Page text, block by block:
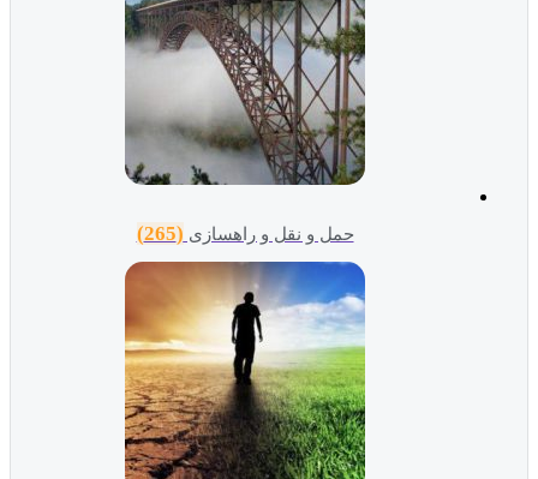
حمل و نقل و راهسازی (265)